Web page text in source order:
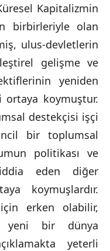
Kapitalizmin
birbirleriyle olan
ulus-devletlerin
gelişme ve
yeniden
ortaya koymuştur.
destekçisi işçi
bir toplumsal
politikası ve
eden diğer
koymuşlardır.
erken olabilir,
yeni bir dünya
yeterli